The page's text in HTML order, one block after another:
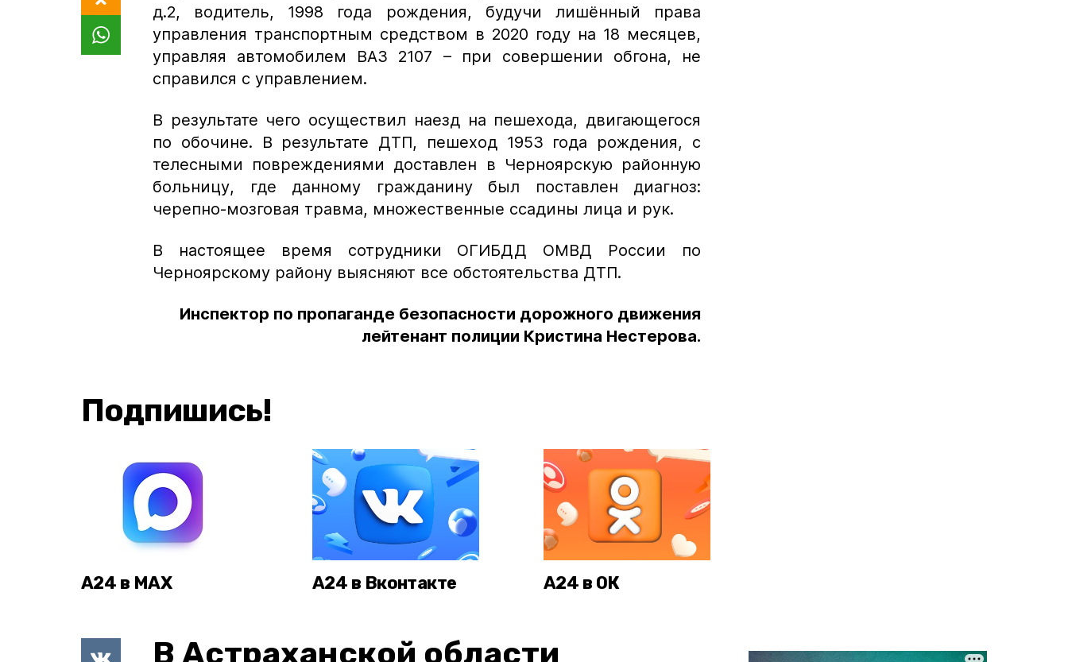
д.2, водитель, 1998 года рождения, будучи лишённый права
управления транспортным средством в 2020 году на 18 месяцев,
управляя автомобилем ВАЗ 2107 – при совершении обгона, не
справился с управлением.
В результате чего осуществил наезд на пешехода, двигающегося
по обочине. В результате ДТП, пешеход 1953 года рождения, с
телесными повреждениями доставлен в Черноярскую районную
больницу, где данному гражданину был поставлен диагноз:
черепно-мозговая травма, множественные ссадины лица и рук.
В настоящее время сотрудники ОГИБДД ОМВД России по
Черноярскому району выясняют все обстоятельства ДТП.
Инспектор по пропаганде безопасности дорожного движения
лейтенант полиции Кристина Нестерова.
Подпишись!
А24 в MAX А24 в Вконтакте А24 в ОК
В Астраханской области